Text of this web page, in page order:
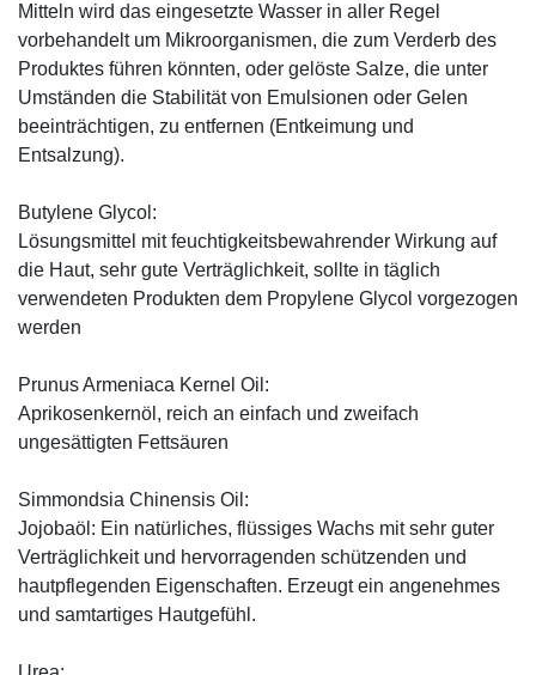
Mitteln wird das eingesetzte Wasser in aller Regel
vorbehandelt um Mikroorganismen, die zum Verderb des
Produktes führen könnten, oder gelöste Salze, die unter
Umständen die Stabilität von Emulsionen oder Gelen
beeinträchtigen, zu entfernen (Entkeimung und
Entsalzung).
Butylene Glycol:
Lösungsmittel mit feuchtigkeitsbewahrender Wirkung auf
die Haut, sehr gute Verträglichkeit, sollte in täglich
verwendeten Produkten dem Propylene Glycol vorgezogen
werden
Prunus Armeniaca Kernel Oil:
Aprikosenkernöl, reich an einfach und zweifach
ungesättigten Fettsäuren
Simmondsia Chinensis Oil:
Jojobaöl: Ein natürliches, flüssiges Wachs mit sehr guter
Verträglichkeit und hervorragenden schützenden und
hautpflegenden Eigenschaften. Erzeugt ein angenehmes
und samtartiges Hautgefühl.